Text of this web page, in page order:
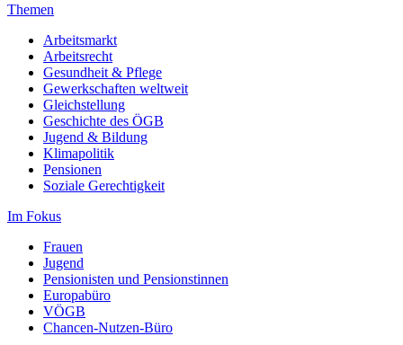
Themen
Arbeitsmarkt
Arbeitsrecht
Gesundheit & Pflege
Gewerkschaften weltweit
Gleichstellung
Geschichte des ÖGB
Jugend & Bildung
Klimapolitik
Pensionen
Soziale Gerechtigkeit
Im Fokus
Frauen
Jugend
Pensionisten und Pensionstinnen
Europabüro
VÖGB
Chancen-Nutzen-Büro